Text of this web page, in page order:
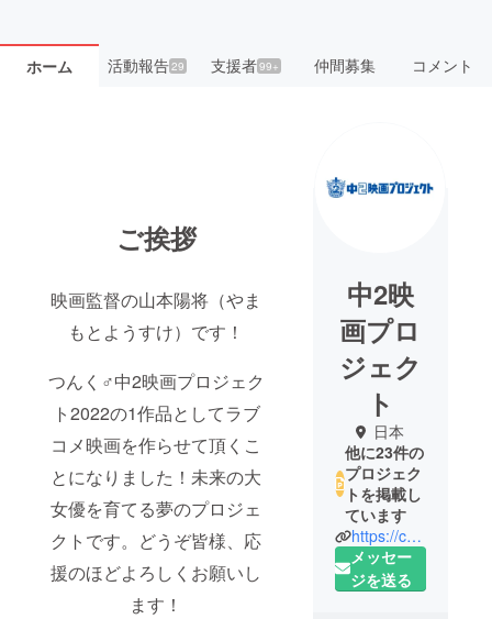
ホーム 活動報告29 支援者99+ 仲間募集 コメント
ご挨拶
映画監督の山本陽将（やま
もとようすけ）です！
つんく♂中2映画プロジェク
ト2022の1作品としてラブ
コメ映画を作らせて頂くこ
とになりました！未来の大
女優を育てる夢のプロジェ
クトです。どうぞ皆様、応
援のほどよろしくお願いし
ます！
中2映
画プロ
ジェク
ト
日本
他に23件の
プロジェク
トを掲載し
ています
https://chu2.tokyo/
メッセー
ジを送る